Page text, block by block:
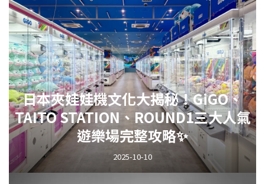
日本夾娃娃機文化大揭秘！GiGO、
TAITO STATION、ROUND1三大人氣
遊樂場完整攻略✨
2025-10-10